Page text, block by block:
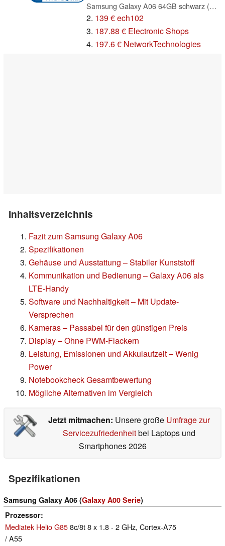
Samsung Galaxy A06 64GB schwarz (SM-A065FZKD)
2. 139 € ech102
3. 187.88 € Electronic Shops
4. 197.6 € NetworkTechnologies
Inhaltsverzeichnis
Fazit zum Samsung Galaxy A06
Spezifikationen
Gehäuse und Ausstattung – Stabiler Kunststoff
Kommunikation und Bedienung – Galaxy A06 als
LTE-Handy
Software und Nachhaltigkeit – Mit Update-
Versprechen
Kameras – Passabel für den günstigen Preis
Display – Ohne PWM-Flackern
Leistung, Emissionen und Akkulaufzeit – Wenig
Power
Notebookcheck Gesamtbewertung
Mögliche Alternativen im Vergleich
Jetzt mitmachen: Unsere große Umfrage zur
Servicezufriedenheitbei Laptops und
Smartphones 2026
Spezifikationen
Samsung Galaxy A06 (Galaxy A00 Serie)
Prozessor
Mediatek Helio G858c/8t 8 x 1.8 - 2 GHz, Cortex-A75
/ A55